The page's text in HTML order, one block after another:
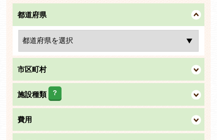
都道府県
市区町村
施設種類 ?
費用